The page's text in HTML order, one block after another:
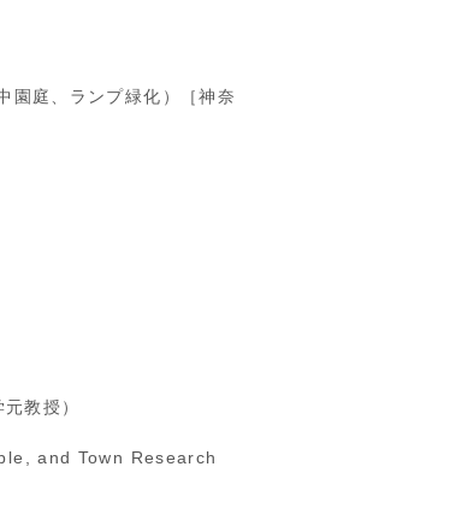
園庭、ランプ緑化）［神奈
教授）
and Town Research